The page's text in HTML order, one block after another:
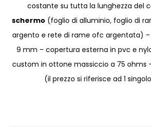
costante su tutta la lunghezza del
schermo (foglio di alluminio, foglio di
argento e rete di rame ofc argentata)
9 mm – copertura esterna in pvc e
custom in ottone massiccio a 75 ohms
(il prezzo si riferisce ad 1